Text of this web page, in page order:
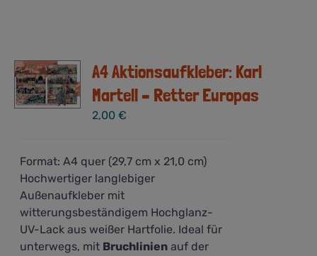
A4 Aktionsaufkleber: Karl
Martell – Retter Europas
2,00€
Format: A4 quer (29,7 cm x 21,0 cm)
Hochwertiger langlebiger
Außenaufkleber mit
witterungsbeständigem Hochglanz-
UV-Lack aus weißer Hartfolie. Ideal für
unterwegs, mit Bruchlinien auf der